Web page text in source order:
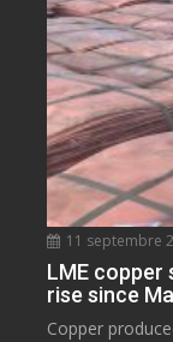
11 septembre
LME copper
rise since
Copper